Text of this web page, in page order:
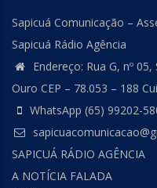
Sapicuá Comunicação –
Sapicuá Rádio Agência
Endereço: Rua G, nº
Ouro CEP – 78.053 – 188
WhatsApp (65) 99202-
SAPICUÁ RÁDIO AGÊNCIA
A NOTÍCIA FALADA